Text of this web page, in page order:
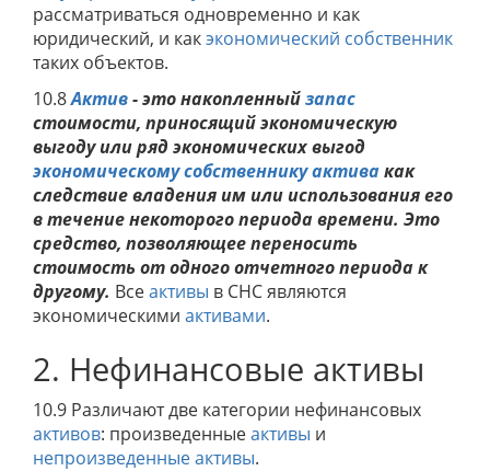
рассматриваться одновременно и как
юридический, и какэкономический собственник
таких объектов.
10.8Актив- это накопленныйзапас
стоимости, приносящий экономическую
выгоду или ряд экономических выгод
экономическому собственникуактивакак
следствие владения им или использования его
в течение некоторого периода времени. Это
средство, позволяющее переносить
стоимость от одного отчетного периода к
другому. Всеактивы в СНС являются
экономическими активами.
2. Нефинансовые активы
10.9 Различают две категории нефинансовых
активов: произведенныеактивы и
непроизведенные активы.